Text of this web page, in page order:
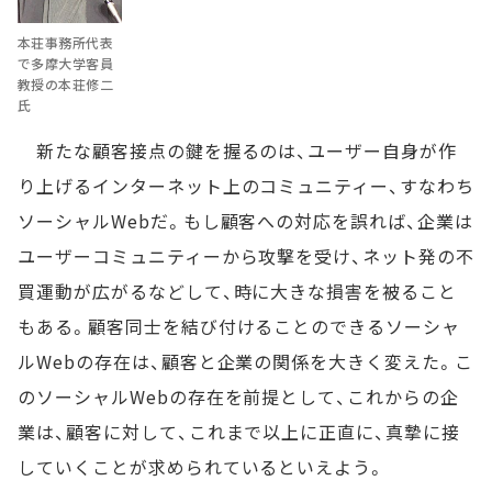
本荘事務所代表
で多摩大学客員
教授の本荘修二
氏
新たな顧客接点の鍵を握るのは、ユーザー自身が作
り上げるインターネット上のコミュニティー、すなわち
ソーシャルWebだ。もし顧客への対応を誤れば、企業は
ユーザーコミュニティーから攻撃を受け、ネット発の不
買運動が広がるなどして、時に大きな損害を被ること
もある。顧客同士を結び付けることのできるソーシャ
ルWebの存在は、顧客と企業の関係を大きく変えた。こ
のソーシャルWebの存在を前提として、これからの企
業は、顧客に対して、これまで以上に正直に、真摯に接
していくことが求められているといえよう。